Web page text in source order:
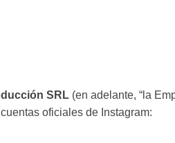
SRL (en adelante, “la
oficiales de Instagram: